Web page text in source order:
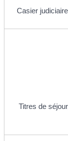
Casier
Titres de